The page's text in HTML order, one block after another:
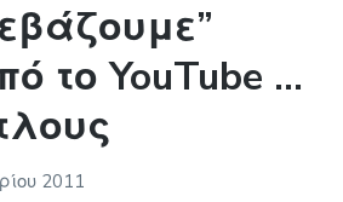
το YouTube …
2011